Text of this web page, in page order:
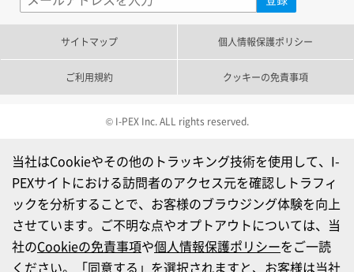
サイトマップ 個人情報保護ポリシー
ご利用規約 クッキーの免責事項
© I-PEX Inc. ALL rights reserved.
当社はCookieやその他のトラッキング技術を使用して、I-
PEXサイトにおける訪問者のアクセス元を確認しトラフィ
ックを分析することで、お客様のブラウジング体験を向上
させています。ご不明な点やオプトアウトについては、当
社のCookieの免責事項や個人情報保護ポリシーをご一読
ください。「同意する」を選択されますと、お客様は当社